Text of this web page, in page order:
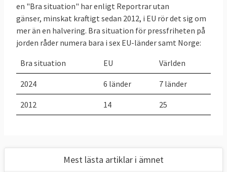
"Problematisk situation" gått från noll till 8
EU-länder sedan 2012.
OmSverige
det gäller pressfrihet men i
2024-års index
tappar landet sin tredjeplats på
världsrankingen och faller till plats fyra,
passerat av både Estland och
områden. Redaktioner genomför stora
uppsägningar, public service drabbas av
en "Bra situation" har enligt Reportrar utan
gänser, minskat kraftigt sedan 2012, i EU rör det sig om
mer än en halvering. Bra situation för pressfriheten på
jorden råder numera bara i sex EU-länder samt Norge:
Bra situation
EU Världen
2024 6 länder 7 länder
2012 14 25
Mest lästa artiklar i ämnet